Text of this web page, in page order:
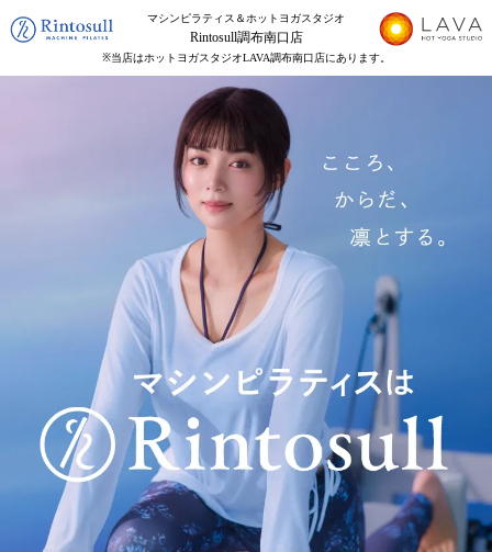
マシンピラティス＆ホットヨガスタジオ
Rintosull調布南口店
※当店はホットヨガスタジオLAVA調布南口店にあります。